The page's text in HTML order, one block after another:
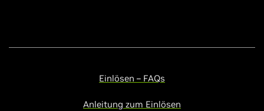
Einlösen – FAQs
Anleitung zum Einlösen